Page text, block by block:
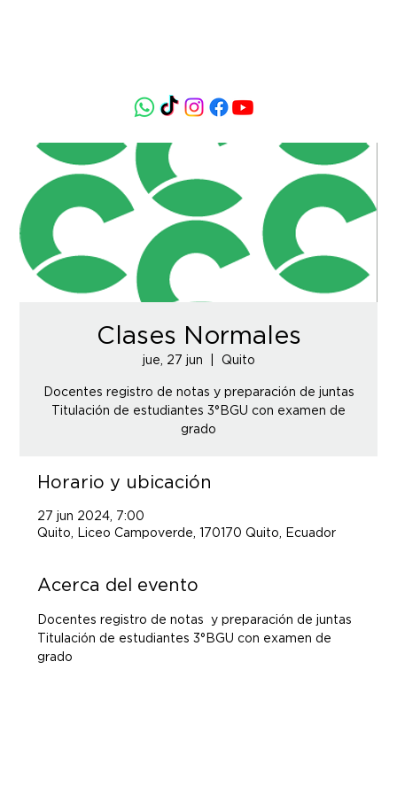
Clases Normales
jue, 27 jun Quito
Docentes registro de notas y preparación de juntas
Titulación de estudiantes 3°BGU con examen de
grado
Horario y ubicación
27 jun 2024, 7:00
Quito, Liceo Campoverde, 170170 Quito, Ecuador
Acerca del evento
Docentes registro de notas  y preparación de juntas
Titulación de estudiantes 3°BGU con examen de
grado